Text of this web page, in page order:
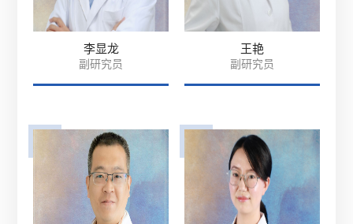
李显龙
副研究员
王艳
副研究员